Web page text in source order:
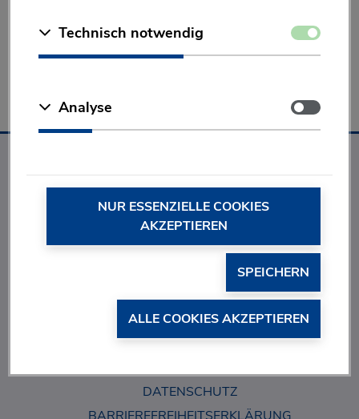
Isselhorster Straße 260
33334 Gütersloh
KONTAKT-FORMULAR
DATENSCHUTZ
Technisch notwendig Zustimmen
Analyse Zustimmen
NUR ESSENZIELLE COOKIES
AKZEPTIEREN
SPEICHERN
ALLE COOKIES AKZEPTIEREN